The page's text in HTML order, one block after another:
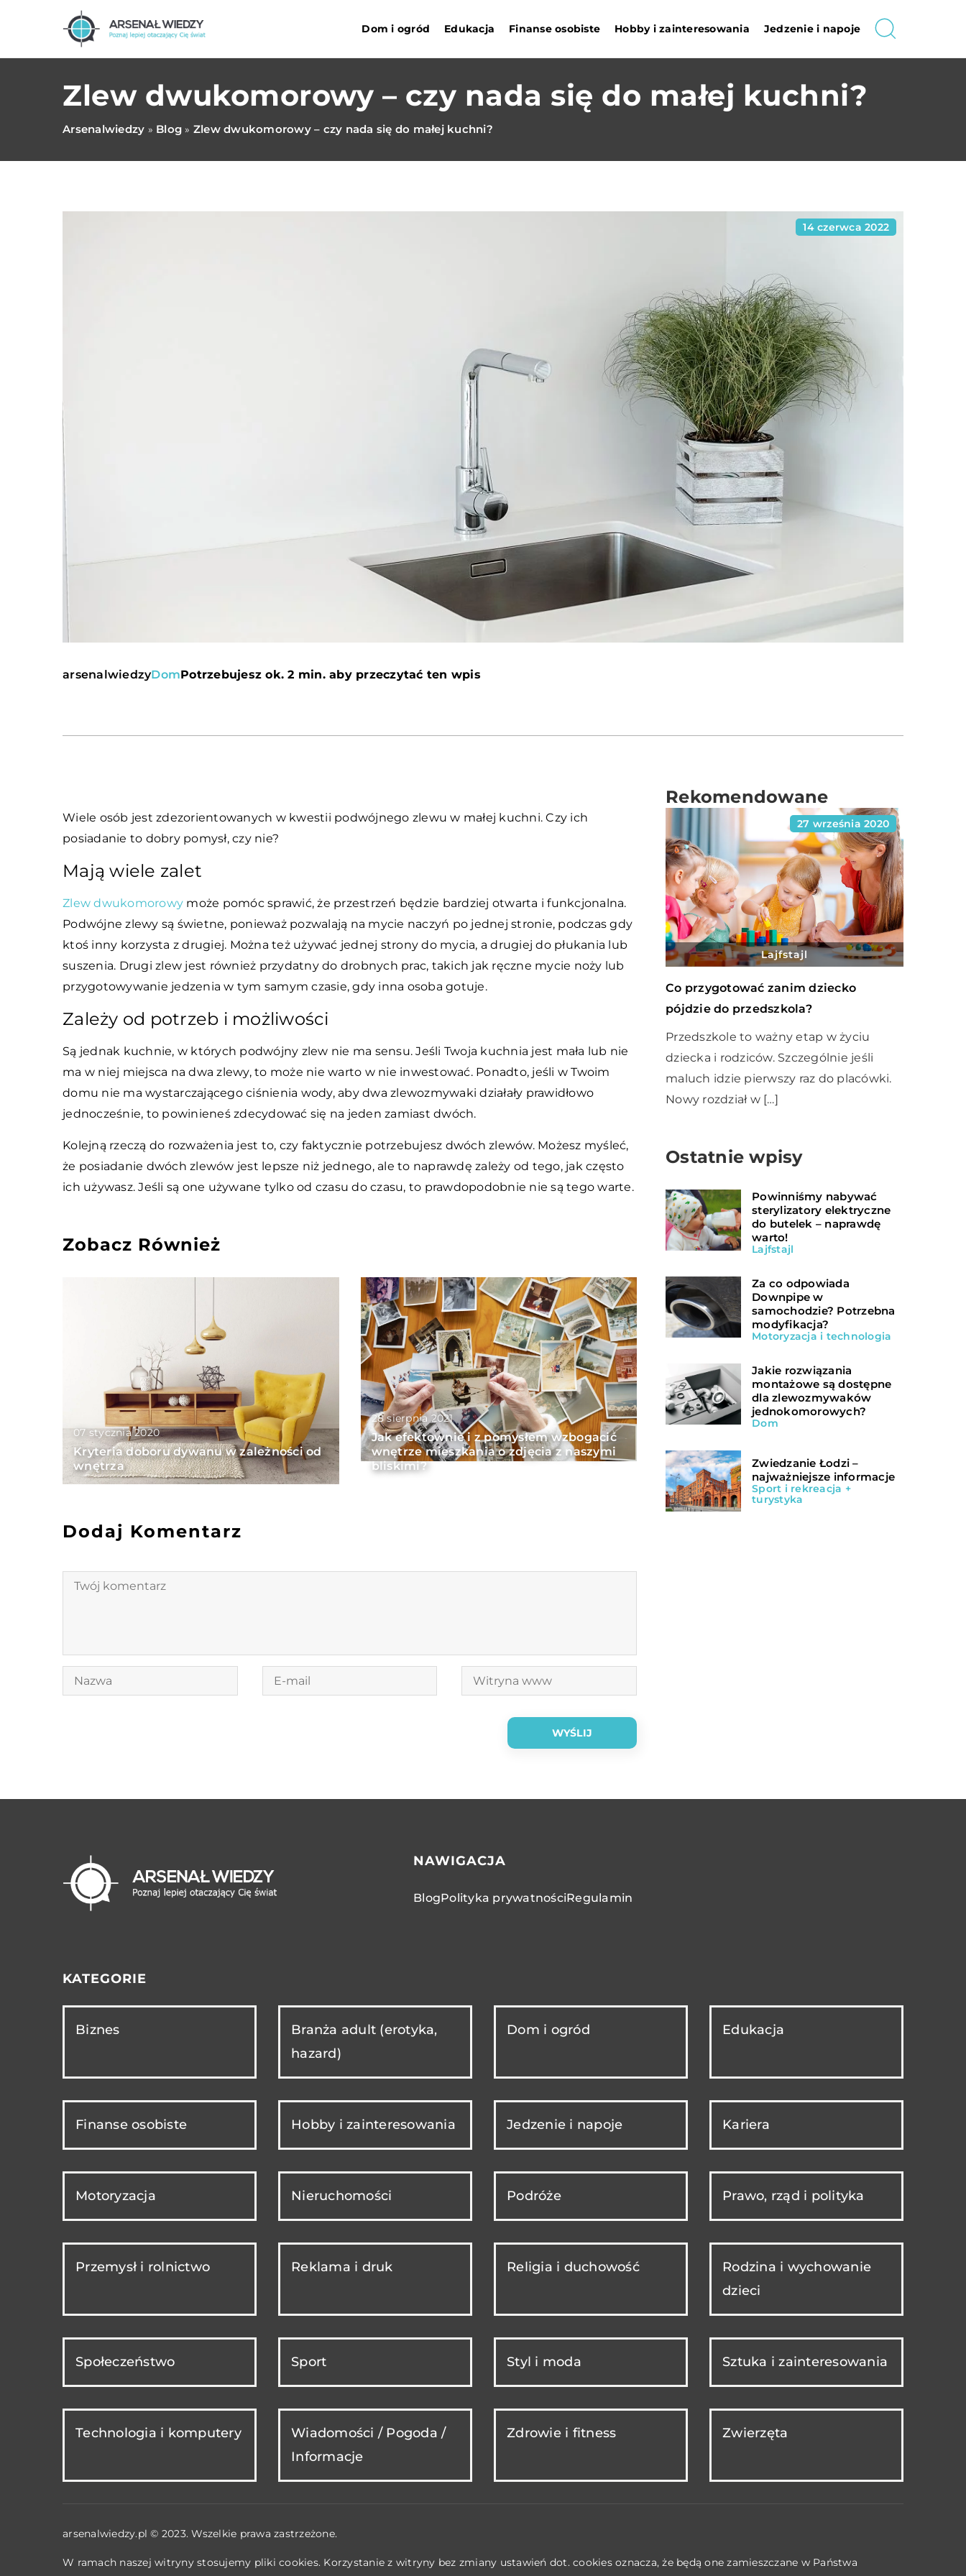
Dom i ogród Edukacja Finanse osobiste Hobby i zainteresowania Jedzenie i napoje
Zlew dwukomorowy – czy nada się do małej kuchni?
Arsenalwiedzy » Blog » Zlew dwukomorowy – czy nada się do małej kuchni?
14 czerwca 2022
arsenalwiedzyDomPotrzebujesz ok. 2 min. aby przeczytać ten wpis
Wiele osób jest zdezorientowanych w kwestii podwójnego zlewu w małej kuchni. Czy ich
posiadanie to dobry pomysł, czy nie?
Mają wiele zalet
Zlew dwukomorowy może pomóc sprawić, że przestrzeń będzie bardziej otwarta i funkcjonalna.
Podwójne zlewy są świetne, ponieważ pozwalają na mycie naczyń po jednej stronie, podczas gdy
ktoś inny korzysta z drugiej. Można też używać jednej strony do mycia, a drugiej do płukania lub
suszenia. Drugi zlew jest również przydatny do drobnych prac, takich jak ręczne mycie noży lub
przygotowywanie jedzenia w tym samym czasie, gdy inna osoba gotuje.
Zależy od potrzeb i możliwości
Są jednak kuchnie, w których podwójny zlew nie ma sensu. Jeśli Twoja kuchnia jest mała lub nie
ma w niej miejsca na dwa zlewy, to może nie warto w nie inwestować. Ponadto, jeśli w Twoim
domu nie ma wystarczającego ciśnienia wody, aby dwa zlewozmywaki działały prawidłowo
jednocześnie, to powinieneś zdecydować się na jeden zamiast dwóch.
Kolejną rzeczą do rozważenia jest to, czy faktycznie potrzebujesz dwóch zlewów. Możesz myśleć,
że posiadanie dwóch zlewów jest lepsze niż jednego, ale to naprawdę zależy od tego, jak często
ich używasz. Jeśli są one używane tylko od czasu do czasu, to prawdopodobnie nie są tego warte.
Zobacz Również
07 stycznia 2020
Kryteria doboru dywanu w zależności od
wnętrza
28 sierpnia 2021
Jak efektownie i z pomysłem wzbogacić
wnętrze mieszkania o zdjęcia z naszymi
bliskimi?
Dodaj Komentarz
Rekomendowane
27 września 2020
Lajfstajl
Co przygotować zanim dziecko
pójdzie do przedszkola?
Przedszkole to ważny etap w życiu
dziecka i rodziców. Szczególnie jeśli
maluch idzie pierwszy raz do placówki.
Nowy rozdział w […]
Ostatnie wpisy
Powinniśmy nabywać
sterylizatory elektryczne
do butelek – naprawdę
warto!
Lajfstajl
Za co odpowiada
Downpipe w
samochodzie? Potrzebna
modyfikacja?
Motoryzacja i technologia
Jakie rozwiązania
montażowe są dostępne
dla zlewozmywaków
jednokomorowych?
Dom
Zwiedzanie Łodzi –
najważniejsze informacje
Sport i rekreacja +
turystyka
NAWIGACJA
BlogPolityka prywatnościRegulamin
KATEGORIE
Biznes
Branża adult (erotyka,
hazard)
Dom i ogród Edukacja
Finanse osobiste Hobby i zainteresowania Jedzenie i napoje Kariera
Motoryzacja Nieruchomości Podróże Prawo, rząd i polityka
Przemysł i rolnictwo Reklama i druk Religia i duchowość
Rodzina i wychowanie
dzieci
Społeczeństwo Sport Styl i moda Sztuka i zainteresowania
Technologia i komputery
Wiadomości / Pogoda /
Informacje
Zdrowie i fitness Zwierzęta
arsenalwiedzy.pl © 2023. Wszelkie prawa zastrzeżone.
W ramach naszej witryny stosujemy pliki cookies. Korzystanie z witryny bez zmiany ustawień dot. cookies oznacza, że będą one zamieszczane w Państwa